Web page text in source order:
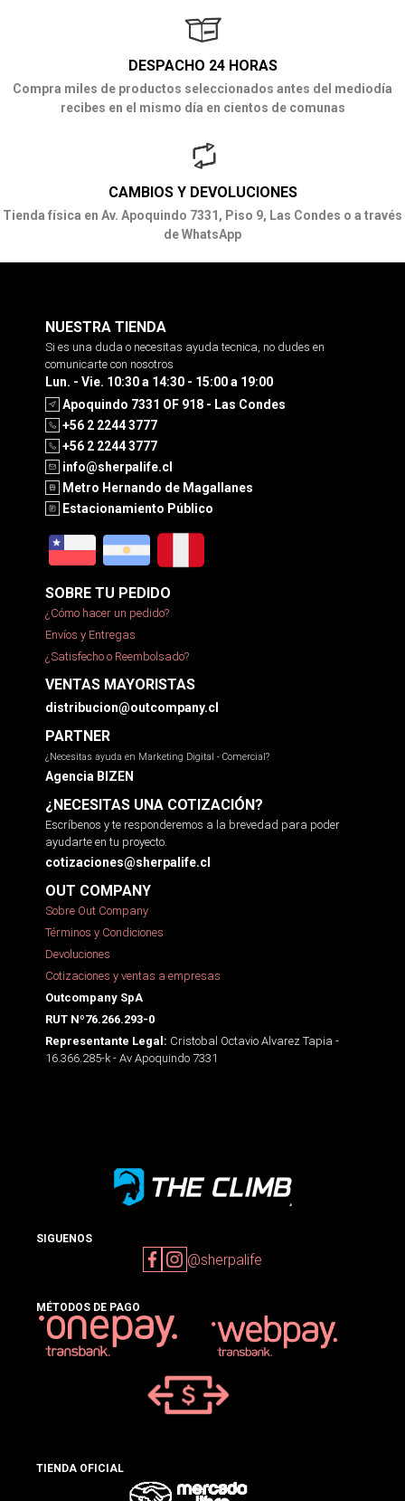
DESPACHO 24 HORAS
Compra miles de productos seleccionados antes del mediodía
recibes en el mismo día en cientos de comunas
CAMBIOS Y DEVOLUCIONES
Tienda física en Av. Apoquindo 7331, Piso 9, Las Condes o a través
de WhatsApp
NUESTRA TIENDA
Si es una duda o necesitas ayuda tecnica, no dudes en
comunicarte con nosotros
Lun. - Vie. 10:30 a 14:30 - 15:00 a 19:00
Apoquindo 7331 OF 918 - Las Condes
+56 2 2244 3777
+56 2 2244 3777
info@sherpalife.cl
Metro Hernando de Magallanes
Estacionamiento Público
SOBRE TU PEDIDO
¿Cómo hacer un pedido?
Envíos y Entregas
¿Satisfecho o Reembolsado?
VENTAS MAYORISTAS
distribucion@outcompany.cl
PARTNER
¿Necesitas ayuda en Marketing Digital - Comercial?
Agencia BIZEN
¿NECESITAS UNA COTIZACIÓN?
Escríbenos y te responderemos a la brevedad para poder
ayudarte en tu proyecto.
cotizaciones@sherpalife.cl
OUT COMPANY
Sobre Out Company
Términos y Condiciones
Devoluciones
Cotizaciones y ventas a empresas
Outcompany SpA
RUT Nº76.266.293-0
Representante Legal: Cristobal Octavio Alvarez Tapia -
16.366.285-k - Av Apoquindo 7331
SIGUENOS
@sherpalife
MÉTODOS DE PAGO
TIENDA OFICIAL